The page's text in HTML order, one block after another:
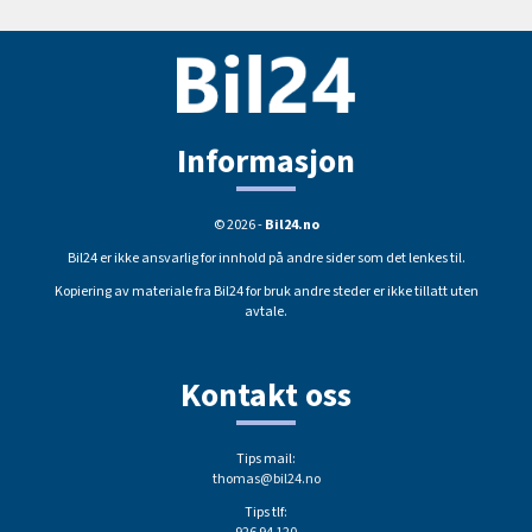
Informasjon
© 2026 -Bil24.no
Bil24 er ikke ansvarlig for innhold på andre sider som det lenkes til.
Kopiering av materiale fra Bil24 for bruk andre steder er ikke tillatt uten
avtale.
Kontakt oss
Tips mail:
thomas@bil24.no
Tips tlf: